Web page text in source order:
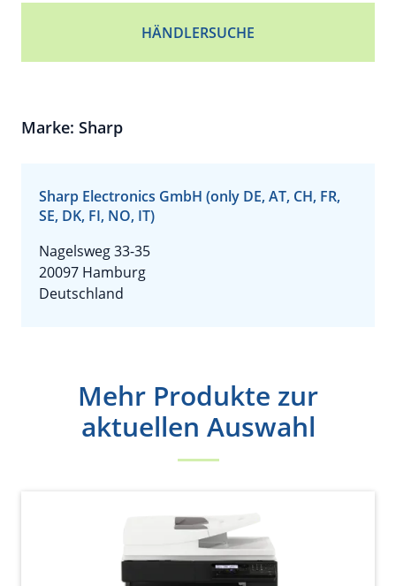
HÄNDLERSUCHE
Marke: Sharp
Sharp Electronics GmbH (only DE, AT, CH, FR,
SE, DK, FI, NO, IT)
Nagelsweg 33-35
20097 Hamburg
Deutschland
Mehr Produkte zur
aktuellen Auswahl